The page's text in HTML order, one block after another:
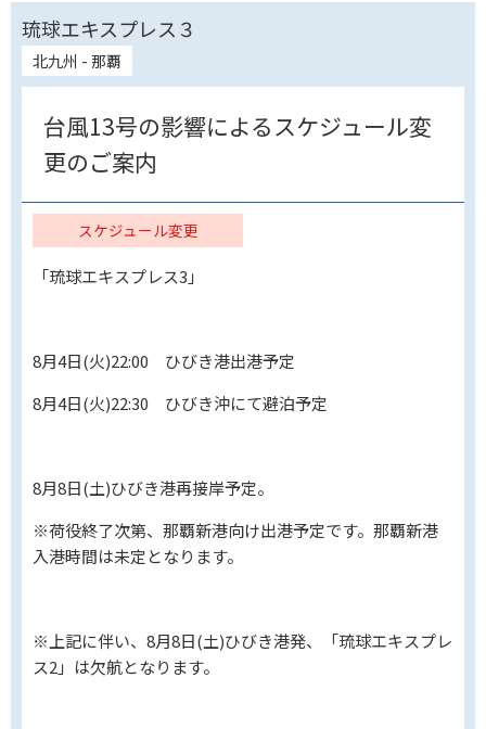
琉球エキスプレス３
北九州 - 那覇
台風13号の影響によるスケジュール変
更のご案内
スケジュール変更
「琉球エキスプレス3」
8月4日(火)22:00 ひびき港出港予定
8月4日(火)22:30 ひびき沖にて避泊予定
8月8日(土)ひびき港再接岸予定。
※荷役終了次第、那覇新港向け出港予定です。那覇新港
入港時間は未定となります。
※上記に伴い、8月8日(土)ひびき港発、「琉球エキスプレ
ス2」は欠航となります。